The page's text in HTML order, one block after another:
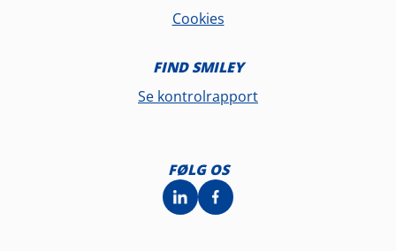
Cookies
FIND SMILEY
Se kontrolrapport
FØLG OS